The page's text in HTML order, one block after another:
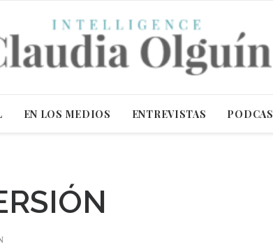
EN LOS MEDIOS ENTREVISTAS